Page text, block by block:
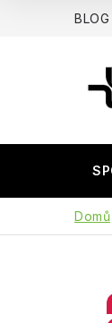
BLOG
Domů